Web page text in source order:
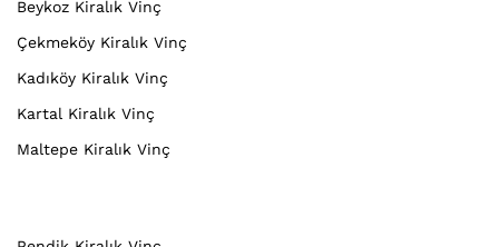
Beykoz Kiralık Vinç
Çekmeköy Kiralık Vinç
Kadıköy Kiralık Vinç
Kartal Kiralık Vinç
Maltepe Kiralık Vinç